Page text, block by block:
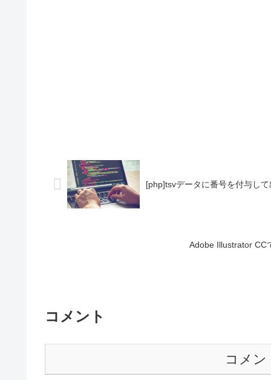
[php]tsvデータに番号を付与し
Adobe Illustrator CC
コメント
コメン